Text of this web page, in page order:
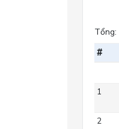
Tổng:
#
1
2